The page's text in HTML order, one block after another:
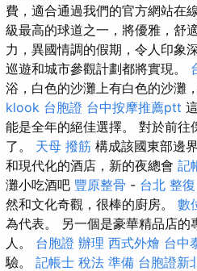
費，適合通過我們的官方網站在
級最高的球道之一，將優雅，舒
力，異國情調的假期，令人印象
巡遊和城市參觀計劃都將實現。
浴，白色的沙灘上有白色的沙灘
klook 台胞證 台中按摩推薦ptt
能是全年的絕佳選擇。 對於前往
了。 天母 撥筋 構成該國東部邊
和現代化的酒店，新的夜總會 記
灘小吃酒吧 豐原整骨 - 台北 整復
然和文化奇觀，很棒的廚房。 數
為代表。 另一個是豪華精品店
人。 台胞證 辦理 西式外燴 台中
驗。 記帳士 稅法 準備 台胞證新